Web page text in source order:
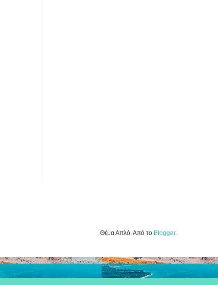
Θέμα Απλό. Από το Blogger.